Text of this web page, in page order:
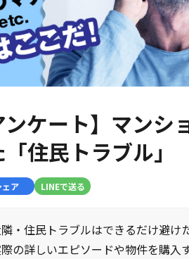
ンケート】マン
住民トラブル」
ェア LINEで送る
・住民トラブルはできるだけ避け
の詳しいエピソードや物件を購